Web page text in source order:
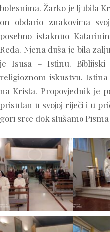
bolesnima. Žarko je ljubila
on obdario znakovima
posebno istaknuo
Reda. Njena duša je bila
je Isusa – Istinu.
religioznom iskustvu.
na Krista. Propovjednik je
prisutan u svojoj riječi i u
gori srce dok slušamo